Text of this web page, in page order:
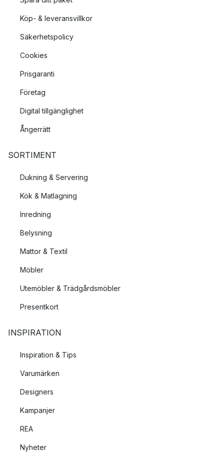
Köp- & leveransvillkor
Säkerhetspolicy
Cookies
Prisgaranti
Företag
Digital tillgänglighet
Ångerrätt
SORTIMENT
Dukning & Servering
Kök & Matlagning
Inredning
Belysning
Mattor & Textil
Möbler
Utemöbler & Trädgårdsmöbler
Presentkort
INSPIRATION
Inspiration & Tips
Varumärken
Designers
Kampanjer
REA
Nyheter